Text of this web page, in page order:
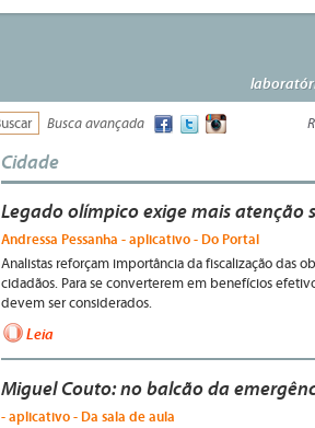
Busca avançada
Cidade
Legado olímpico exige mais atenção
Andressa Pessanha - aplicativo - Do Portal
Analistas reforçam importância da fiscalização das
cidadãos. Para se converterem em benefícios
devem ser considerados.
Leia
Miguel Couto: no balcão da
- aplicativo - Da sala de aula